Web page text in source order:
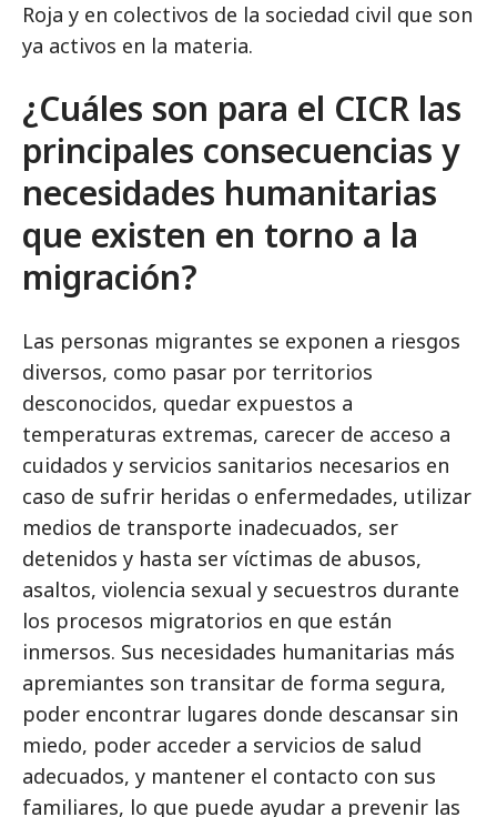
Roja y en colectivos de la sociedad civil que son
ya activos en la materia.
¿Cuáles son para el CICR las
principales consecuencias y
necesidades humanitarias
que existen en torno a la
migración?
Las personas migrantes se exponen a riesgos
diversos, como pasar por territorios
desconocidos, quedar expuestos a
temperaturas extremas, carecer de acceso a
cuidados y servicios sanitarios necesarios en
caso de sufrir heridas o enfermedades, utilizar
medios de transporte inadecuados, ser
detenidos y hasta ser víctimas de abusos,
asaltos, violencia sexual y secuestros durante
los procesos migratorios en que están
inmersos. Sus necesidades humanitarias más
apremiantes son transitar de forma segura,
poder encontrar lugares donde descansar sin
miedo, poder acceder a servicios de salud
adecuados, y mantener el contacto con sus
familiares, lo que puede ayudar a prevenir las